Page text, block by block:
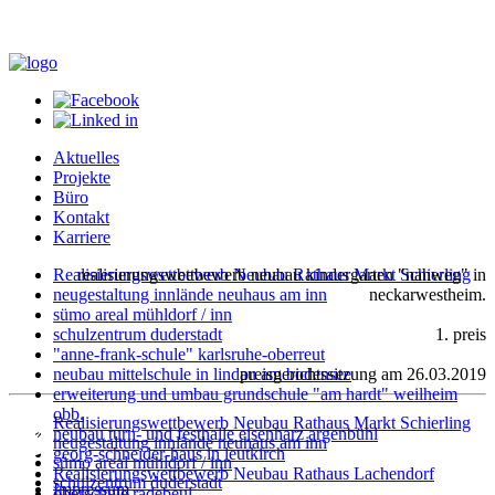
Aktuelles
Projekte
Büro
Kontakt
Karriere
Realisierungswettbewerb Neubau Rathaus Markt Schierling
neugestaltung innlände neuhaus am inn
sümo areal mühldorf / inn
schulzentrum duderstadt
"anne-frank-schule" karlsruhe-oberreut
neubau mittelschule in lindau am bodensee
erweiterung und umbau grundschule "am hardt" weilheim
obb.
neubau turn- und festhalle eisenharz argenbühl
georg-schneider-haus in leutkirch
Realisierungswettbewerb Neubau Rathaus Lachendorf
realisierungswettbewerb neubau kindergarten "nahweg" in
neckarwestheim.
1. preis
preisgerichtssitzung am 26.03.2019
Realisierungswettbewerb Neubau Rathaus Markt Schierling
neugestaltung innlände neuhaus am inn
sümo areal mühldorf / inn
schulzentrum duderstadt
Impressum